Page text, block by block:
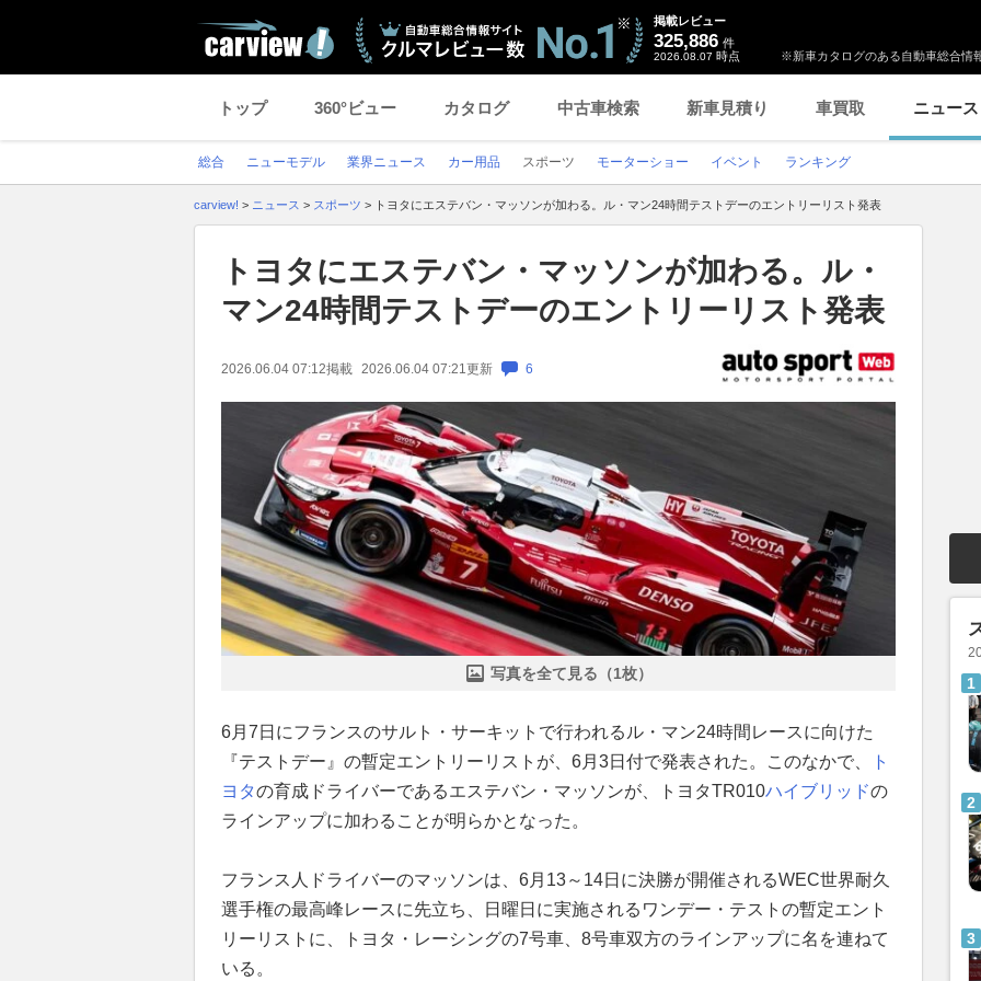
※新車カタログのある自動車総合情
掲載レビュー
325,886 件
2026.08.07 時点
トップ 360°ビュー カタログ 中古車検索 新車見積り 車買取 ニュース
総合 ニューモデル 業界ニュース カー用品 スポーツ モーターショー イベント ランキング
carview! > ニュース > スポーツ > トヨタにエステバン・マッソンが加わる。ル・マン24時間テストデーのエントリーリスト発表
トヨタにエステバン・マッソンが加わる。ル・
マン24時間テストデーのエントリーリスト発表
2026.06.04 07:12掲載 2026.06.04 07:21 更新 6
写真を全て見る（1枚）
6月7日にフランスのサルト・サーキットで行われるル・マン24時間レースに向けた
『テストデー』の暫定エントリーリストが、6月3日付で発表された。このなかで、
ト
ヨタの育成ドライバーであるエステバン・マッソンが、トヨタTR010ハイブリッドの
ラインアップに加わることが明らかとなった。
フランス人ドライバーのマッソンは、6月13～14日に決勝が開催されるWEC世界耐久
選手権の最高峰レースに先立ち、日曜日に実施されるワンデー・テストの暫定エント
リーリストに、トヨタ・レーシングの7号車、8号車双方のラインアップに名を連ねて
いる。